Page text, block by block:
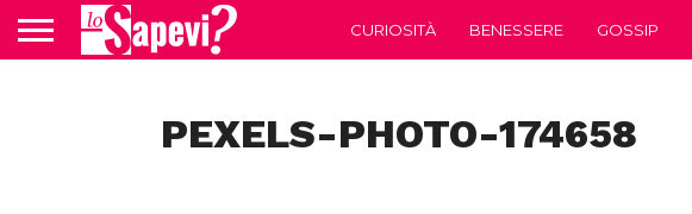
CURIOSITÀ BENESSERE GOSSIP
PEXELS-PHOTO-174658